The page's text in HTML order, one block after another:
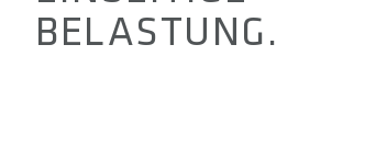
BELASTUNG.